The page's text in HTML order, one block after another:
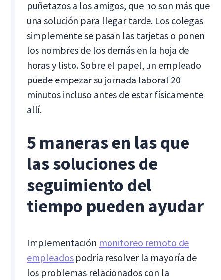
puñetazos a los amigos, que no son más que
una solución para llegar tarde. Los colegas
simplemente se pasan las tarjetas o ponen
los nombres de los demás en la hoja de
horas y listo. Sobre el papel, un empleado
puede empezar su jornada laboral 20
minutos incluso antes de estar físicamente
allí.
5 maneras en las que
las soluciones de
seguimiento del
tiempo pueden ayudar
Implementación monitoreo remoto de
empleados podría resolver la mayoría de
los problemas relacionados con la